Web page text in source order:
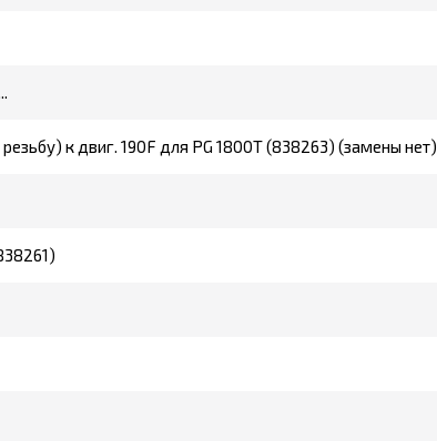
к двиг. 190F для PG 1800T (838263) (замены нет)